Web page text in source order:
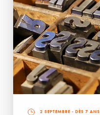
2 SEPTEMBRE - DÈS 7 ANS